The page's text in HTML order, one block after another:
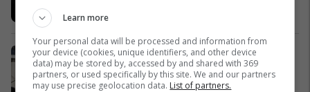
Dy deri në tetë vjet burg për ata që
në Hungari ndihmojnë emigrimin
ilegal të familjarëve
Learn more
Your personal data will be processed and information from
your device (cookies, unique identifiers, and other device
data) may be stored by, accessed by and shared with 369
partners, or used specifically by this site. We and our partners
may use precise geolocation data. List of partners.